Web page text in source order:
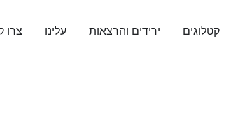
קטלוגים ירידים והרצאות עלינו צרו